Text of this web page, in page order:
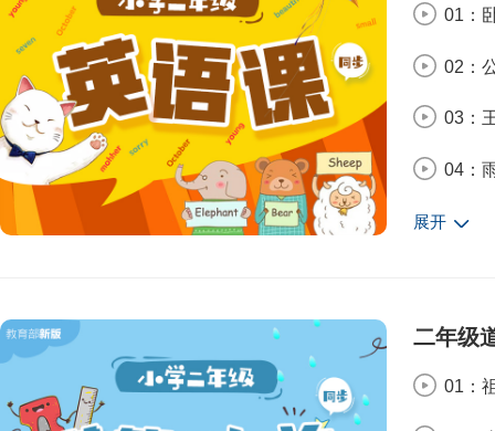
08：
09：
10：
11：
12：
01：
02：
03：
04：
05：
07：
08：
展开
二年级
01：